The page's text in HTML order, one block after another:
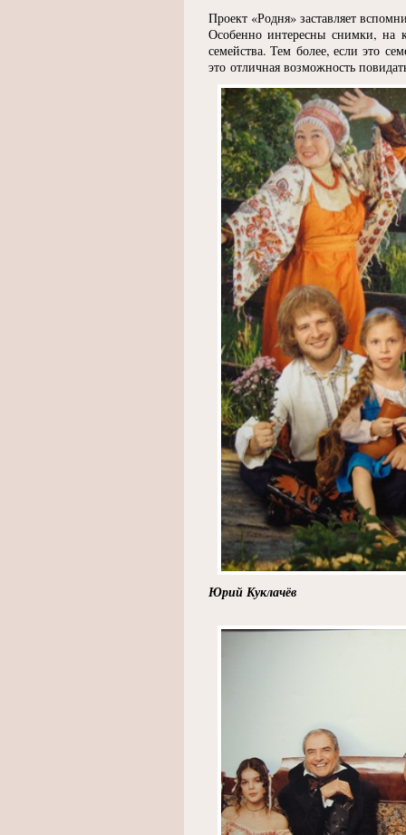
Проект «Родня» заставляет
Особенно интересны снимки, на
семейства. Тем более, если это
это отличная возможность
Юрий Куклачёв